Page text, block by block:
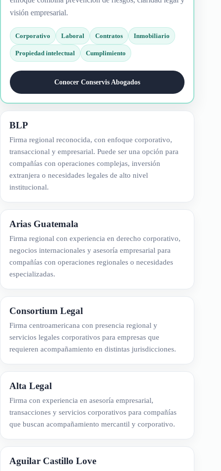
visión empresarial.
Corporativo Laboral Contratos Inmobiliario
Propiedad intelectual Cumplimiento
Conocer Conservis Abogados
BLP
Firma regional reconocida, con enfoque corporativo,
transaccional y empresarial. Puede ser una opción para
compañías con operaciones complejas, inversión
extranjera o necesidades legales de alto nivel
institucional.
Arias Guatemala
Firma regional con experiencia en derecho corporativo,
negocios internacionales y asesoría empresarial para
compañías con operaciones regionales o necesidades
especializadas.
Consortium Legal
Firma centroamericana con presencia regional y
servicios legales corporativos para empresas que
requieren acompañamiento en distintas jurisdicciones.
Alta Legal
Firma con experiencia en asesoría empresarial,
transacciones y servicios corporativos para compañías
que buscan acompañamiento mercantil y corporativo.
Aguilar Castillo Love